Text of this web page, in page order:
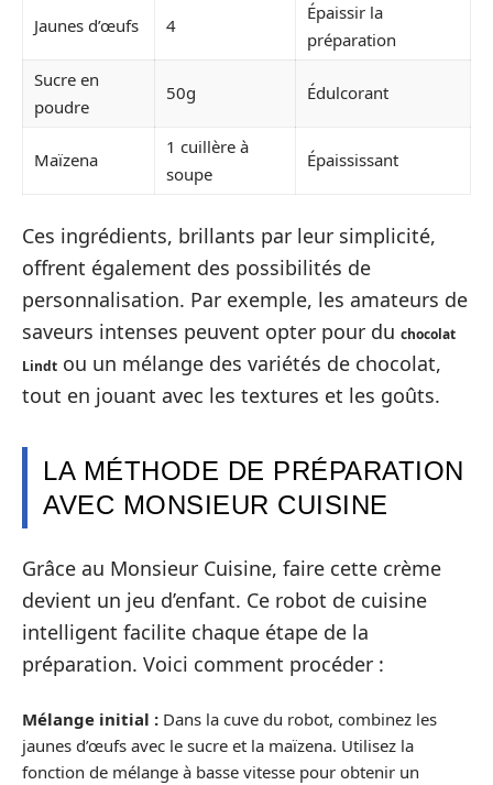
Jaunes d’œufs 4
Épaissir la
préparation
Sucre en
poudre
50g Édulcorant
Maïzena
1 cuillère à
soupe
Épaississant
Ces ingrédients, brillants par leur simplicité,
offrent également des possibilités de
personnalisation. Par exemple, les amateurs de
saveurs intenses peuvent opter pour du chocolat
Lindt ou un mélange des variétés de chocolat,
tout en jouant avec les textures et les goûts.
LA MÉTHODE DE PRÉPARATION
AVEC MONSIEUR CUISINE
Grâce au Monsieur Cuisine, faire cette crème
devient un jeu d’enfant. Ce robot de cuisine
intelligent facilite chaque étape de la
préparation. Voici comment procéder :
Mélange initial : Dans la cuve du robot, combinez les
jaunes d’œufs avec le sucre et la maïzena. Utilisez la
fonction de mélange à basse vitesse pour obtenir un